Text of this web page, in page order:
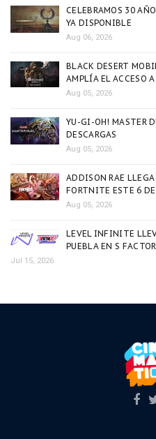
CELEBRAMOS 30
YA DISPONIBLE
Aug 06, 2026
BLACK DESERT
AMPLÍA EL ACCESO
Aug 05, 2026
YU-GI-OH! MASTER
DESCARGAS
Aug 05, 2026
ADDISON RAE
FORTNITE ESTE 6
Aug 05, 2026
LEVEL INFINITE
PUEBLA EN S
Jul 15, 2026